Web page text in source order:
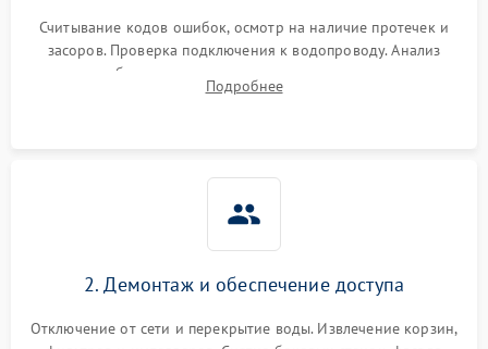
Считывание кодов ошибок, осмотр на наличие протечек и
засоров. Проверка подключения к водопроводу. Анализ
жалоб на отсутствие слива, нагрева, вращения
разбрызгивателей или срабатывание системы защиты
Подробнее
2. Демонтаж и обеспечение доступа
Отключение от сети и перекрытие воды. Извлечение корзин,